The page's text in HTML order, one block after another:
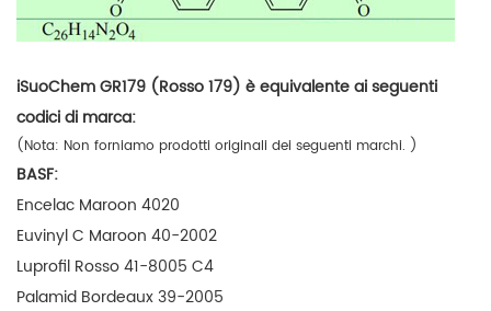
iSuoChem GR179 (Rosso 179) è equivalente ai seguenti
codici di marca:
(Nota: Non forniamo prodotti originali dei seguenti marchi. )
BASF:
Encelac Maroon 4020
Euvinyl C Maroon 40-2002
Luprofil Rosso 41-8005 C4
Palamid Bordeaux 39-2005